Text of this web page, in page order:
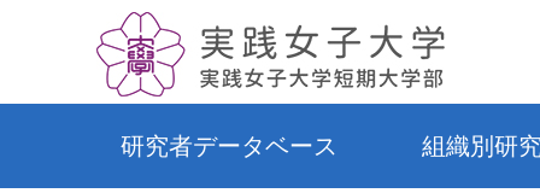
研究者データベース 組織別研